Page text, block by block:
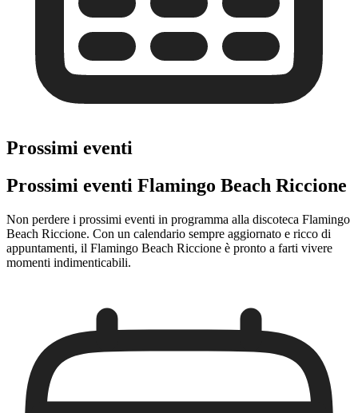
Prossimi eventi
Prossimi eventi Flamingo Beach Riccione
Non perdere i prossimi eventi in programma alla discoteca Flamingo
Beach Riccione. Con un calendario sempre aggiornato e ricco di
appuntamenti, il Flamingo Beach Riccione è pronto a farti vivere
momenti indimenticabili.